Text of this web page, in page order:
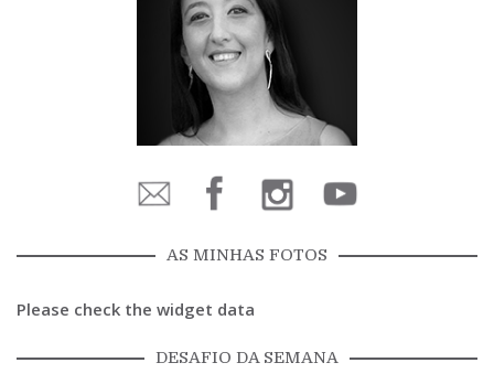
AS MINHAS FOTOS
Please check the widget data
DESAFIO DA SEMANA